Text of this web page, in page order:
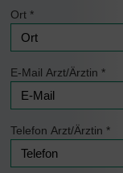
Ort *
E-Mail Arzt/Ärztin *
Telefon Arzt/Ärztin *